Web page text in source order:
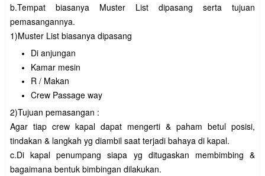
b.Tempat biasanya Muster List dipasang serta tujuan
pemasangannya.
1)Muster List biasanya dipasang
Di anjungan
Kamar mesin
R / Makan
Crew Passage way
2)Tujuan pemasangan :
Agar tiap crew kapal dapat mengerti & paham betul posisi,
tindakan & langkah yg diambil saat terjadi bahaya di kapal.
c.Di kapal penumpang siapa yg ditugaskan membimbing &
bagaimana bentuk bimbingan dilakukan.